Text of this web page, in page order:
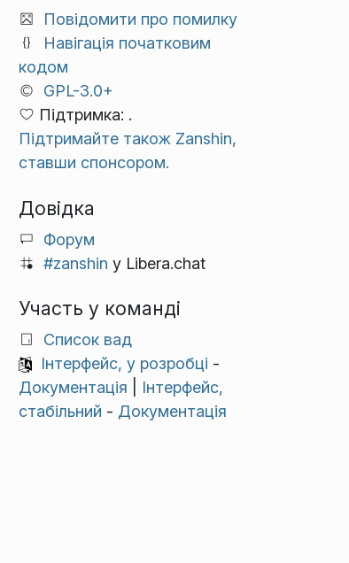
Повідомити про помилку
Навігація початковим
кодом
GPL-3.0+
Підтримка: .
Підтримайте також Zanshin,
ставши спонсором.
Довідка
Форум
#zanshin у Libera.chat
Участь у команді
Список вад
Інтерфейс, у розробці -
Документація
Інтерфейс,
стабільний - Документація